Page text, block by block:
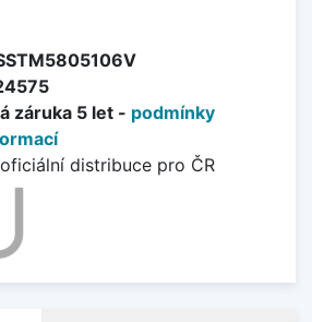
záruka 5 let - podmínky
distribuce pro ČR